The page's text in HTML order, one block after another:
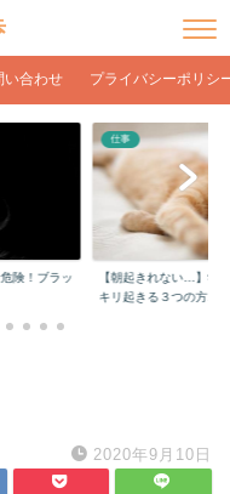
い合わせ プライバシーポリシ
険！ブラッ
仕事
【朝起きれない…】学
キリ起きる３つの方...
2020年9月10日